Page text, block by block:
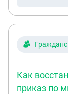
украла
наследства
наследства?
Как
приказ по